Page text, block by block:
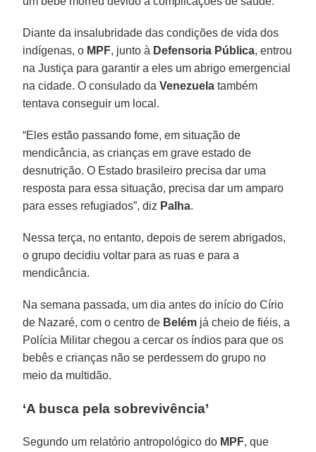
Diante da insalubridade das condições de vida dos
indígenas, o MPF, junto à Defensoria Pública, entrou
na Justiça para garantir a eles um abrigo emergencial
na cidade. O consulado daVenezuela também
tentava conseguir um local.
“Eles estão passando fome, em situação de
mendicância, as crianças em grave estado de
desnutrição. O Estado brasileiro precisa dar uma
resposta para essa situação, precisa dar um amparo
para esses refugiados”, diz Palha.
Nessa terça, no entanto, depois de serem abrigados,
o grupo decidiu voltar para as ruas e para a
mendicância.
Na semana passada, um dia antes do início do Círio
de Nazaré, com o centro de Belém já cheio de fiéis, a
Polícia Militar chegou a cercar os índios para que os
bebês e crianças não se perdessem do grupo no
meio da multidão.
‘A busca pela sobrevivência’
Segundo um relatório antropológico do MPF, que